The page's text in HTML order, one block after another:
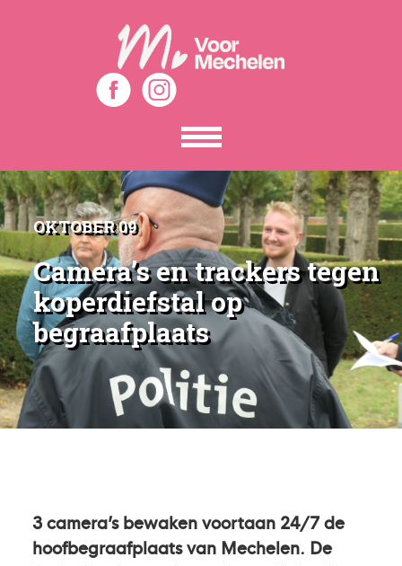
Toon
het
menu
OKTOBER 09
Camera’s en trackers tegen
koperdiefstal op
begraafplaats
3 camera’s bewaken voortaan 24/7 de
hoofbegraafplaats van Mechelen. De